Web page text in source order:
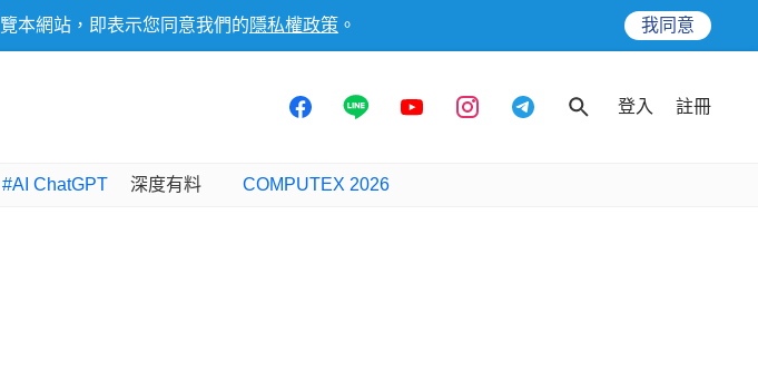
本網站，即表示您同意我們的 隱私權政策 。 我同意
登入 註冊
#AI ChatGPT 深度有料 COMPUTEX 2026